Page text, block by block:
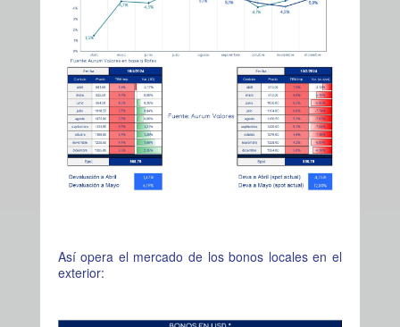
Así opera el mercado de los bonos locales en el
exterior: